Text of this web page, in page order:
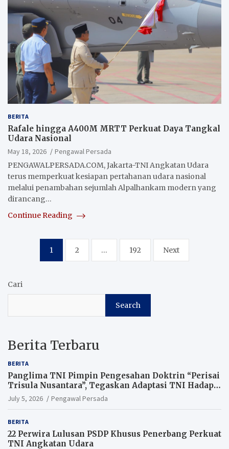
BERITA
Rafale hingga A400M MRTT Perkuat Daya Tangkal
Udara Nasional
May 18, 2026
Pengawal Persada
PENGAWALPERSADA.COM, Jakarta-TNI Angkatan Udara
terus memperkuat kesiapan pertahanan udara nasional
melalui penambahan sejumlah Alpalhankam modern yang
dirancang…
Continue Reading
pagination
1 2 … 192 Next
Cari
Search
Berita Terbaru
BERITA
Panglima TNI Pimpin Pengesahan Doktrin “Perisai
Trisula Nusantara”, Tegaskan Adaptasi TNI Hadapi
Perang Modern
July 5, 2026 Pengawal Persada
BERITA
22 Perwira Lulusan PSDP Khusus Penerbang Perkuat
TNI Angkatan Udara